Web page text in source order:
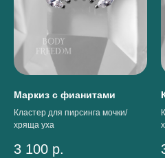
Маркиз с фианитами
Кластер для пирсинга мочки/
хряща уха
3 100 р.